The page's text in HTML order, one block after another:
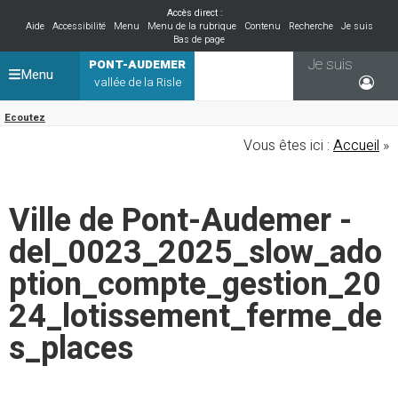
Accès direct :
Aide
Accessibilité Menu Menu de la rubrique Contenu Recherche
Je suis
Bas de page
PONT-AUDEMER
vallée de la Risle
Ecoutez
Je suis
Menu
Vous êtes ici : Accueil »
Ville de Pont-Audemer -
del_0023_2025_slow_ado
ption_compte_gestion_20
24_lotissement_ferme_de
s_places